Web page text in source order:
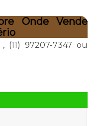
Onde Vende
, (11) 97207-7347 ou